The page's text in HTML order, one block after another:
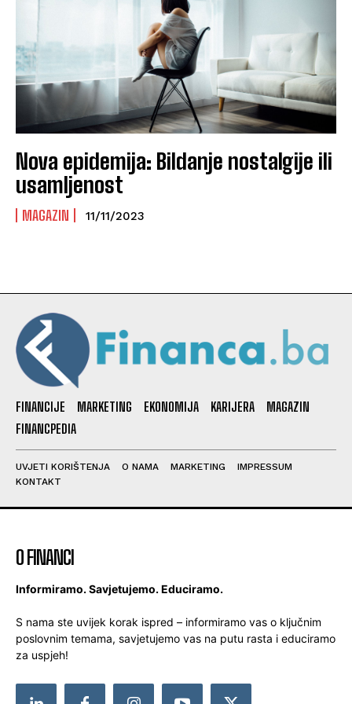
Nova epidemija: Bildanje nostalgije ili
usamljenost
MAGAZIN 11/11/2023
FINANCIJE MARKETING EKONOMIJA KARIJERA
MAGAZIN
FINANCPEDIA
UVJETI KORIŠTENJA O NAMA MARKETING
IMPRESSUM
KONTAKT
O FINANCI
Informiramo. Savjetujemo. Educiramo.
S nama ste uvijek korak ispred – informiramo vas o ključnim
poslovnim temama, savjetujemo vas na putu rasta i educiramo
za uspjeh!